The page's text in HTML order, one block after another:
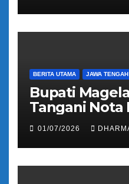
BERITA UTAMA JAWA TENGAH
Bupati
Tangani Nota
Pengalihan
Regident Di
Bandongan
01/07/2026